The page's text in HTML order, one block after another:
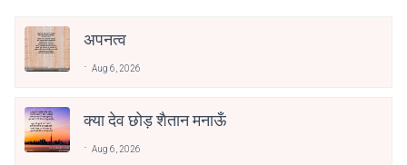
अपनत्व
Aug 6, 2026
क्या देव छोड़ शैतान मनाऊँ
Aug 6, 2026